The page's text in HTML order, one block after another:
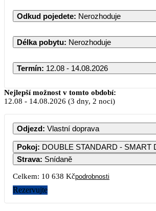
Odkud pojedete: Nerozhoduje
Délka pobytu: Nerozhoduje
Termín: 12.08 - 14.08.2026
Srpen 2026
PO ÚT ST ČT PÁ
3 4 5 6 7
10
5 319 5 319 5 319
Nejlepší možnost v tomto období:
12.08 - 14.08.2026 (3 dny, 2 noci)
Odjezd: Vlastní doprava
Pokoj: DOUBLE STANDARD - SMART
Strava: Snídaně
Celkem: 10 638 Kčpodrobnosti
Rezervujte